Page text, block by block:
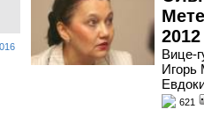
Вице-
Игорь
621